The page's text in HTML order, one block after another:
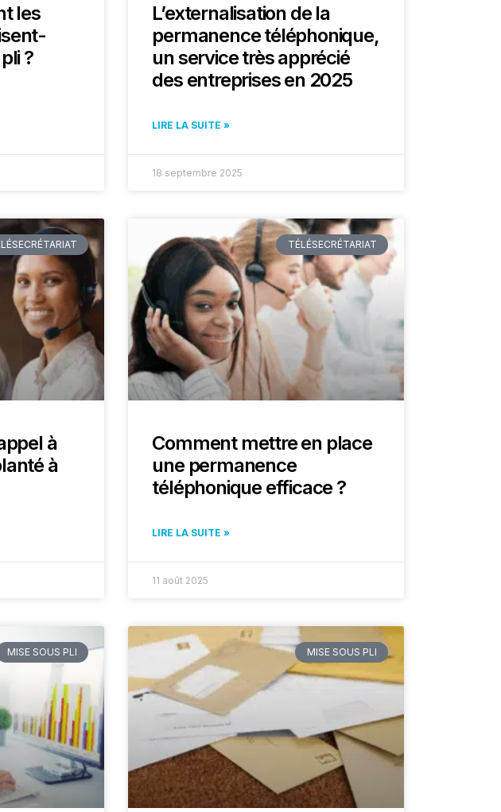
les
?
L’externalisation de la
permanence téléphonique,
un service très apprécié
des entreprises en 2025
LIRE LA SUITE »
18 septembre 2025
à
à
TÉLÉSECRÉTARIAT
Comment mettre en place
une permanence
téléphonique efficace ?
LIRE LA SUITE »
11 août 2025
MISE SOUS PLI MISE SOUS PLI